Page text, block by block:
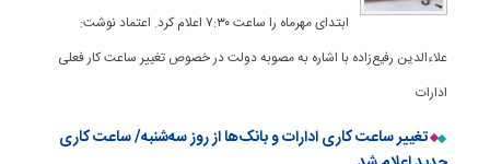
ابتدای مهرماه را ساعت ۷:۳۰ اعلام کرد. اعتماد نوشت:
علاءالدین رفیع‌زاده با اشاره به مصوبه دولت در خصوص تغییر ساعت کار فعلی
ادارات
تغییر ساعت کاری ادارات و بانک‌ها از روز سه‌شنبه/ ساعت کاری